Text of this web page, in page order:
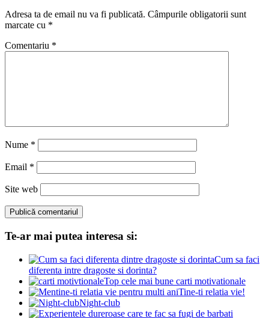
Adresa ta de email nu va fi publicată. Câmpurile obligatorii sunt
marcate cu *
Comentariu *
Nume *
Email *
Site web
Te-ar mai putea interesa si:
Cum sa faci
diferenta intre dragoste si dorinta?
Top cele mai bune carti motivationale
Tine-ti relatia vie!
Night-club